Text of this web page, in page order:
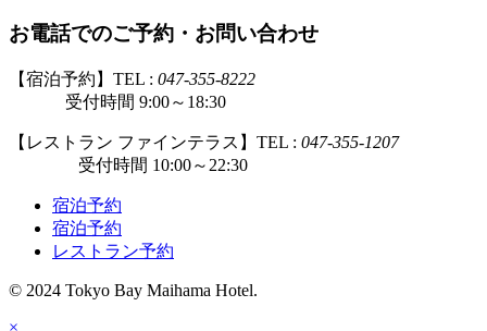
お電話でのご予約・お問い合わせ
【宿泊予約】TEL : 047-355-8222
受付時間 9:00～18:30
【レストラン ファインテラス】TEL : 047-355-1207
受付時間 10:00～22:30
宿泊予約
宿泊予約
レストラン予約
© 2024 Tokyo Bay Maihama Hotel.
×